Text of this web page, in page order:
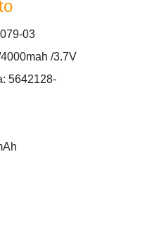
03
/3.7V
5642128-